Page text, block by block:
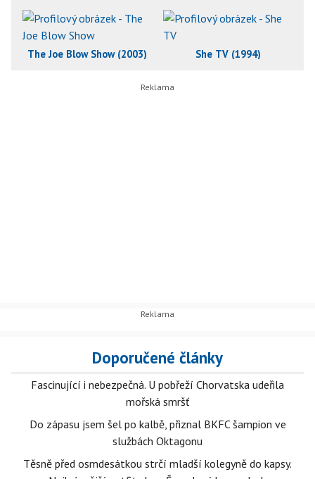
The Joe Blow Show (2003) She TV (1994)
Doporučené články
Fascinující i nebezpečná. U pobřeží Chorvatska udeřila
mořská smršť
Do zápasu jsem šel po kalbě, přiznal BKFC šampion ve
službách Oktagonu
Těsně před osmdesátkou strčí mladší kolegyně do kapsy.